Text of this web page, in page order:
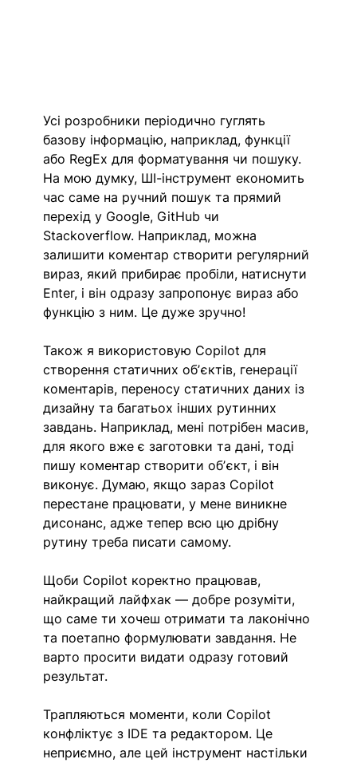
Усі розробники періодично гуглять
базову інформацію, наприклад, функції
або RegEx для форматування чи пошуку.
На мою думку, ШІ-інструмент економить
час саме на ручний пошук та прямий
перехід у Google, GitHub чи
Stackoverflow. Наприклад, можна
залишити коментар створити регулярний
вираз, який прибирає пробіли, натиснути
Enter, і він одразу запропонує вираз або
функцію з ним. Це дуже зручно!
Також я використовую Copilot для
створення статичних обʼєктів, генерації
коментарів, переносу статичних даних із
дизайну та багатьох інших рутинних
завдань. Наприклад, мені потрібен масив,
для якого вже є заготовки та дані, тоді
пишу коментар створити обʼєкт, і він
виконує. Думаю, якщо зараз Copilot
перестане працювати, у мене виникне
дисонанс, адже тепер всю цю дрібну
рутину треба писати самому.
Щоби Copilot коректно працював,
найкращий лайфхак — добре розуміти,
що саме ти хочеш отримати та лаконічно
та поетапно формулювати завдання. Не
варто просити видати одразу готовий
результат.
Трапляються моменти, коли Copilot
конфліктує з IDE та редактором. Це
неприємно, але цей інструмент настільки